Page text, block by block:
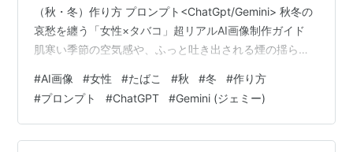
（秋・冬）作り方 プロンプト<ChatGpt/Gemini> 秋冬の
哀愁を纏う「女性×タバコ」超リアルAI画像制作ガイド
肌寒い季節の空気感や、ふっと吐き出される煙の揺らめ
バコ」の写真は、シネマティックでストーリー性のある
表現として非常に人気があります。 今回は、ChatGPTや
GeminiなどのAIツールを活用し、実写と見分けがつかな
いほど超リアルで魅力的な「秋冬の女性×タバコ」画像を
#AI画像 #女性 #たばこ #秋 #冬 #作り方
#プロンプト #ChatGPT #Gemini (ジェミー)